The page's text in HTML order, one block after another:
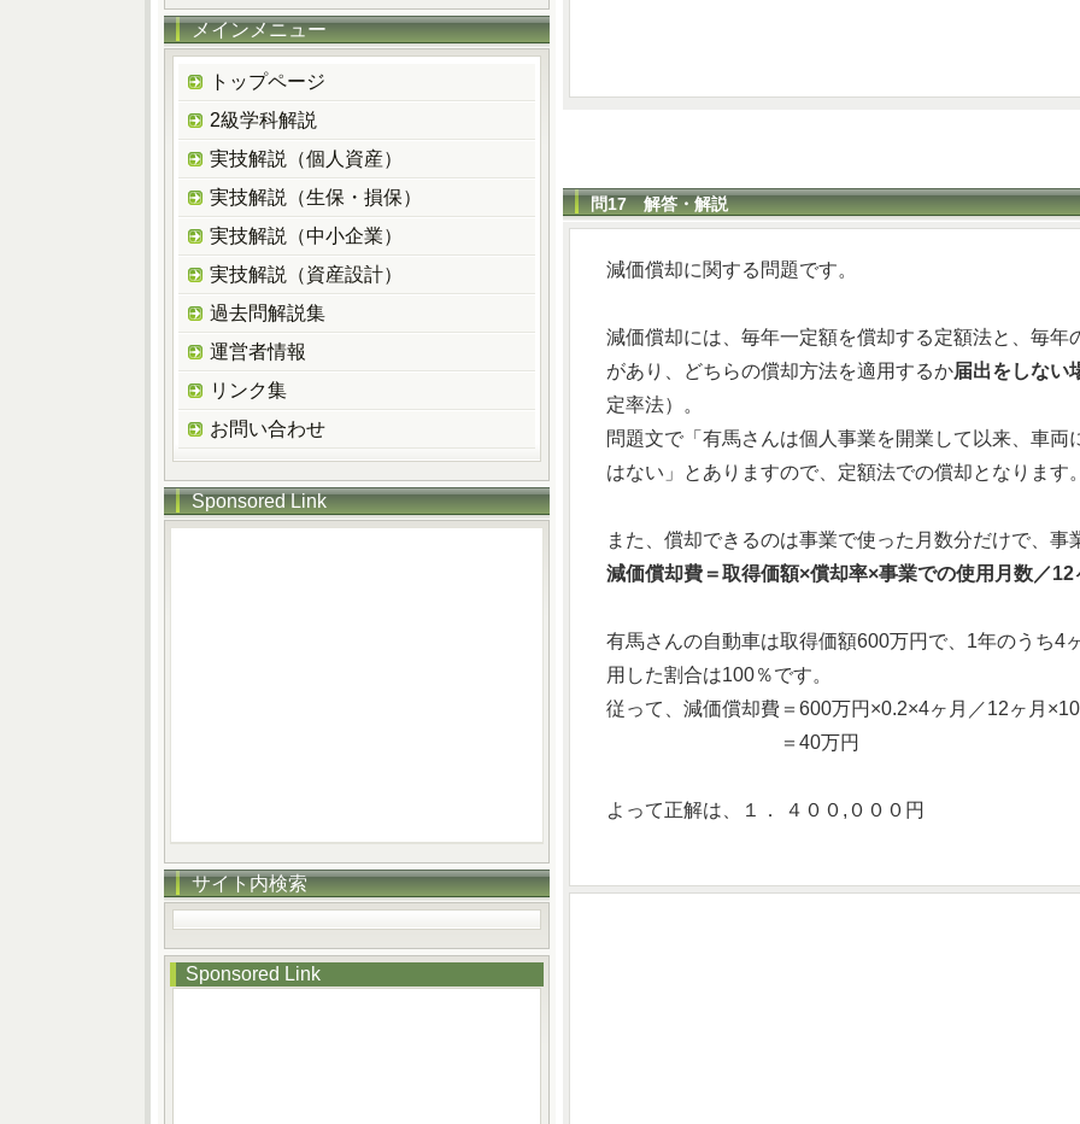
問17 解答・解説
減価償却に関する問題です。
減価償却には、毎年一定額を償却する定額法と、毎
があり、どちらの償却方法を適用するか届出をしない
定率法）。
問題文で「有馬さんは個人事業を開業して以来、車
はない」とありますので、定額法での償却となります
また、償却できるのは事業で使った月数分だけで、事
減価償却費＝取得価額×償却率×事業での使用月数／
有馬さんの自動車は取得価額600万円で、1年のうち4
用した割合は100％です。
従って、減価償却費＝600万円×0.2×4ヶ月／12ヶ月
＝40万円
よって正解は、１． ４００,０００円
メインメニュー
トップページ
2級学科解説
実技解説（個人資産）
実技解説（生保・損保）
実技解説（中小企業）
実技解説（資産設計）
過去問解説集
運営者情報
リンク集
お問い合わせ
Sponsored Link
サイト内検索
Sponsored Link